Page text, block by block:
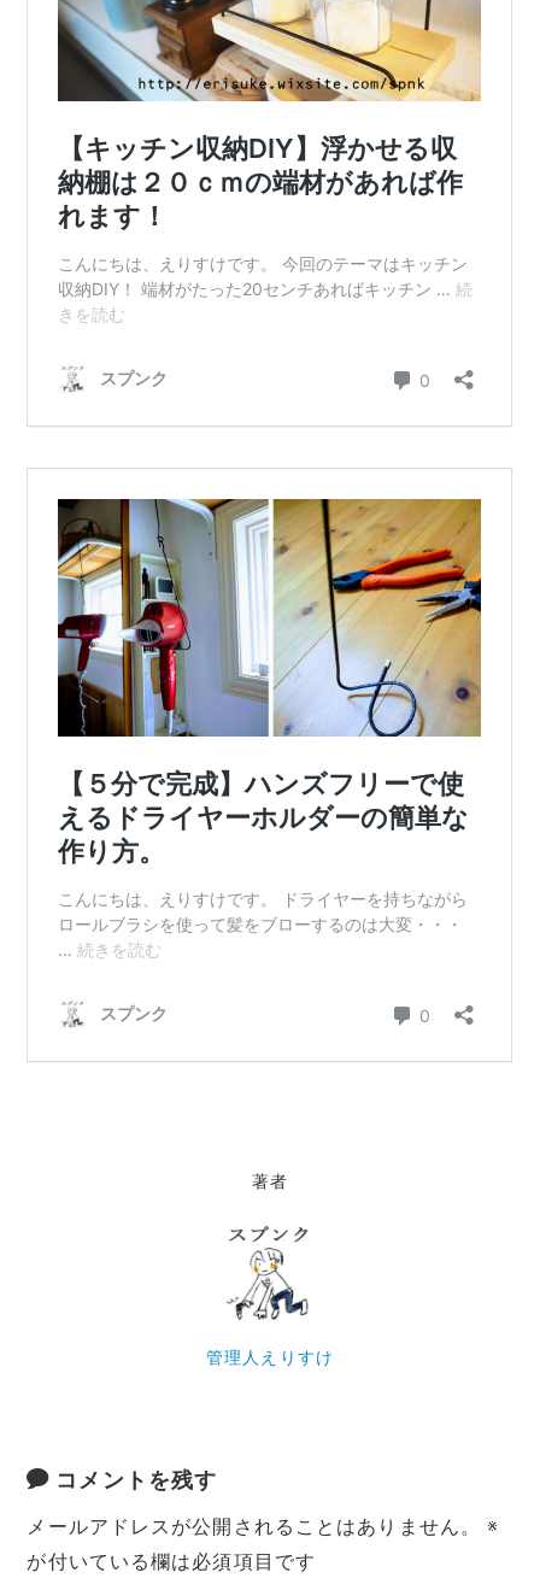
著者
管理人えりすけ
コメントを残す
メールアドレスが公開されることはありません。
※
が付いている欄は必須項目です